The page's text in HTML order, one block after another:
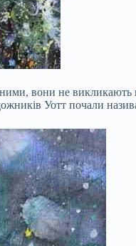
вони не викликають
Уотт почали